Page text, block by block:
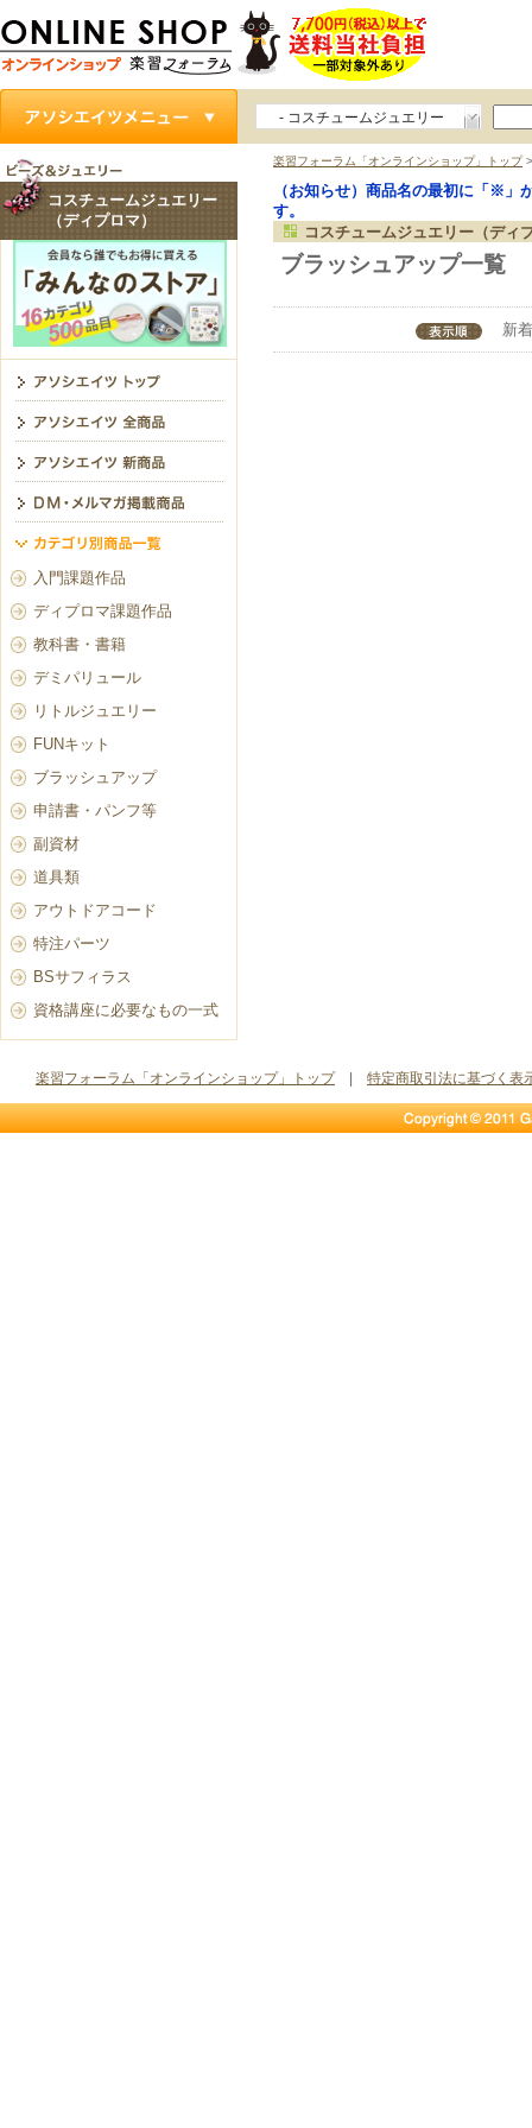
- コスチュームジュエリー
楽習フォーラム「オンラインショップ」トップ
（お知らせ）商品名の最初に「※」
す。
コスチュームジュエリー（ディ
ブラッシュアップ一覧
新
コスチュームジュエリー
（ディプロマ）
入門課題作品
ディプロマ課題作品
教科書・書籍
デミパリュール
リトルジュエリー
FUNキット
ブラッシュアップ
申請書・パンフ等
副資材
道具類
アウトドアコード
特注パーツ
BSサフィラス
資格講座に必要なもの一式
楽習フォーラム「オンラインショップ」トップ| 特定商取引法に基づく表